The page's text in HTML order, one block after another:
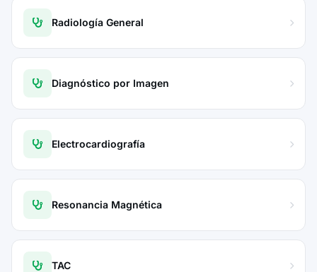
Radiología General
Diagnóstico por Imagen
Electrocardiografía
Resonancia Magnética
TAC